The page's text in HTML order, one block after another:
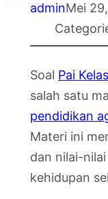
adminMei
Soal Pai Kelas
salah satu
pendidikan
Materi ini
dan nilai-
kehidupan